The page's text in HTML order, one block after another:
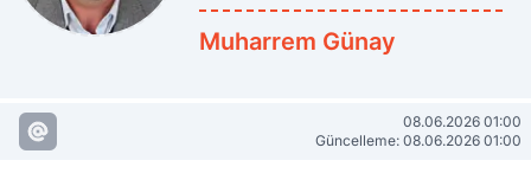
Muharrem Günay
08.06.2026 01:00
Güncelleme: 08.06.2026 01:00